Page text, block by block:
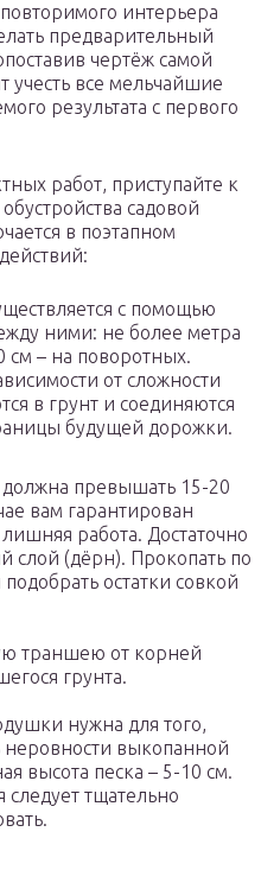
интерьера
предварительный
чертёж самой
учесть все мельчайшие
результата с первого
работ, приступайте к
садовой
в поэтапном
с помощью
ними: не более метра
см – на поворотных.
от сложности
в грунт и соединяются
будущей дорожки.
превышать 15-20
вам гарантирован
работа. Достаточно
слой (дёрн). Прокопать по
остатки совкой
траншею от корней
грунта.
нужна для того,
выкопанной
высота песка – 5-10 см.
тщательно